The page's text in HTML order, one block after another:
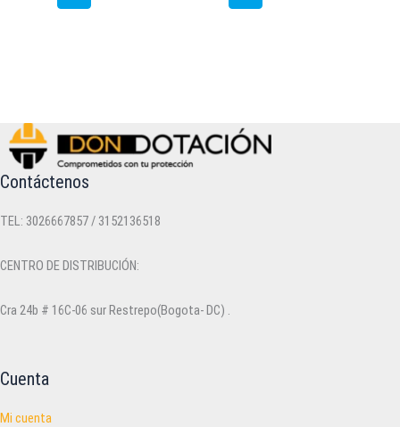
Contáctenos
TEL: 3026667857 / 3152136518
CENTRO DE DISTRIBUCIÓN:
Cra 24b # 16C-06 sur Restrepo(Bogota- DC) .
Cuenta
Mi cuenta